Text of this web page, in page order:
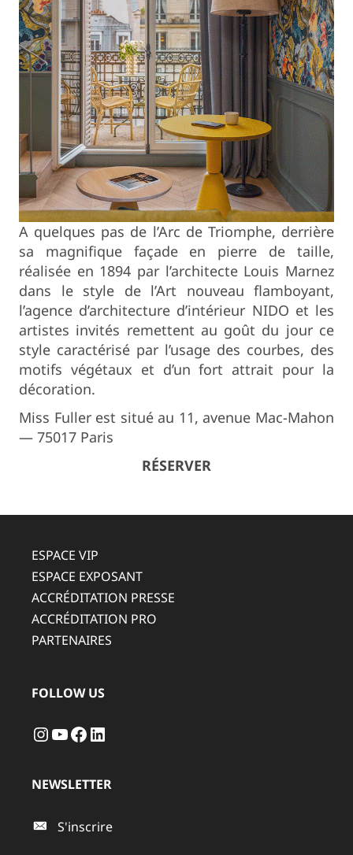
A quelques pas de l’Arc de Triomphe, derrière
sa magnifique façade en pierre de taille,
réalisée en 1894 par l’architecte Louis Marnez
dans le style de l’Art nouveau flamboyant,
l’agence d’architecture d’intérieur NIDO et les
artistes invités remettent au goût du jour ce
style caractérisé par l’usage des courbes, des
motifs végétaux et d’un fort attrait pour la
décoration.
Miss Fuller est situé au 11, avenue Mac-Mahon
— 75017 Paris
RÉSERVER
ESPACE VIP
ESPACE EXPOSANT
ACCRÉDITATION PRESSE
ACCRÉDITATION PRO
PARTENAIRES
FOLLOW US
Instagram
YouTube
Facebook
LinkedIn
NEWSLETTER
S'inscrire